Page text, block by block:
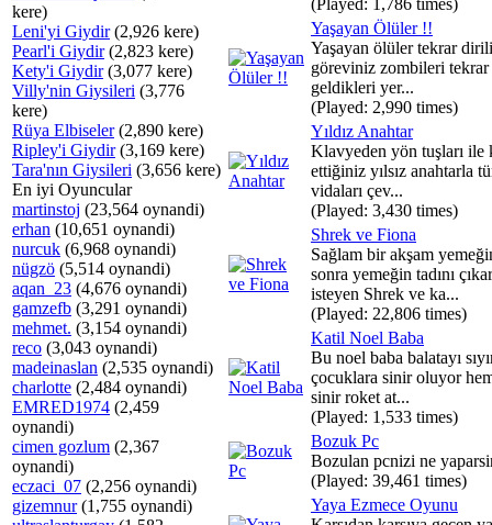
kere)
Leni'yi Giydir(2,926 kere)
Pearl'i Giydir(2,823 kere)
Kety'i Giydir(3,077 kere)
Villy'nin Giysileri (3,776
kere)
Rüya Elbiseler(2,890 kere)
Ripley'i Giydir(3,169 kere)
Tara'nın Giysileri (3,656 kere)
En iyi Oyuncular
martinstoj (23,564 oynandi)
erhan (10,651 oynandi)
nurcuk (6,968 oynandi)
nügzö (5,514 oynandi)
aqan_23 (4,676 oynandi)
gamzefb (3,291 oynandi)
mehmet. (3,154 oynandi)
reco (3,043 oynandi)
madeinaslan (2,535 oynandi)
charlotte (2,484 oynandi)
EMRED1974 (2,459
oynandi)
cimen gozlum (2,367
oynandi)
eczaci_07 (2,256 oynandi)
gizemnur(1,755 oynandi)
(Played: 1,786 times)
Yaşayan Ölüler !!
Yaşayan ölüler tekrar
göreviniz zombileri tekrar
geldikleri yer...
(Played: 2,990 times)
Yıldız Anahtar
Klavyeden yön tuşları ile
ettiğiniz yılsız anahtarla
vidaları çev...
(Played: 3,430 times)
Shrek ve Fiona
Sağlam bir akşam
sonra yemeğin tadını
isteyen Shrek ve ka...
(Played: 22,806 times)
Katil Noel Baba
Bu noel baba balatayı
çocuklara sinir oluyor
sinir roket at...
(Played: 1,533 times)
Bozuk Pc
Bozulan pcnizi ne
(Played: 39,461 times)
Yaya Ezmece Oyunu